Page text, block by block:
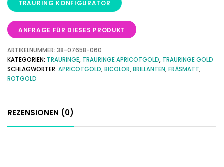
ANFRAGE FÜR DIESES PRODUKT
ARTIKELNUMMER: 38-07658-060
KATEGORIEN: TRAURINGE, TRAURINGE APRICOTGOLD, TRAURINGE GOLD
SCHLAGWÖRTER: APRICOTGOLD,BICOLOR,BRILLANTEN,FRÄSMATT,
ROTGOLD
REZENSIONEN (0)